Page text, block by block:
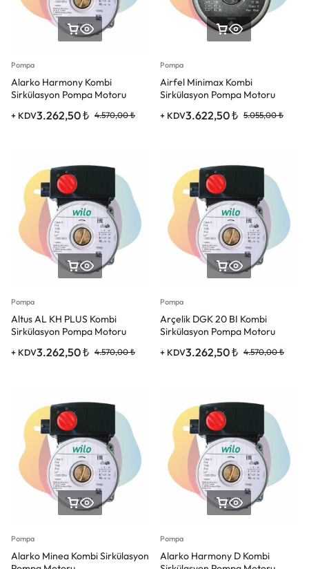
Pompa
Alarko Harmony Kombi
Sirkülasyon Pompa Motoru
3.262,50₺ 4.570,00₺
+ KDV
Pompa
Airfel Minimax Kombi
Sirkülasyon Pompa Motoru
3.622,50₺ 5.055,00₺
+ KDV
Pompa
Altus AL KH PLUS Kombi
Sirkülasyon Pompa Motoru
3.262,50₺ 4.570,00₺
+ KDV
Pompa
Arçelik DGK 20 BI Kombi
Sirkülasyon Pompa Motoru
3.262,50₺ 4.570,00₺
+ KDV
Pompa
Alarko Minea Kombi Sirkülasyon
Pompa
Alarko Harmony D Kombi